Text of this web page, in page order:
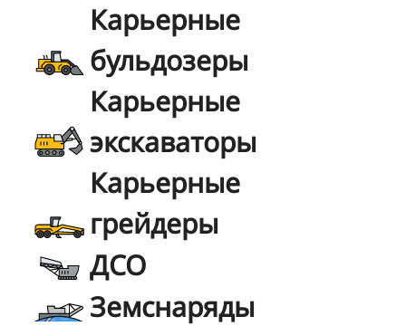
Карьерные
бульдозеры
Карьерные
экскаваторы
Карьерные
грейдеры
ДСО
Земснаряды